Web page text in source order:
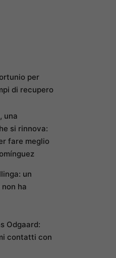
per
di recupero
una
si rinnova:
fare meglio
un
ha
Odgaard:
contatti con